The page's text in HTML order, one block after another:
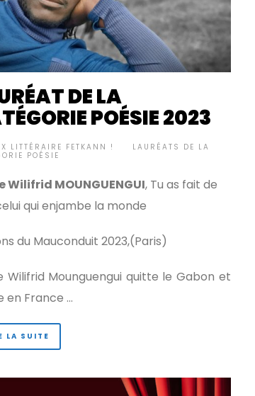
DE LA
POÉSIE 2023
LITTÉRAIRE FETKANN !
LAURÉATS DE LA
POÉSIE
Wilifrid MOUNGUENGUI, Tu as fait de
qui enjambe la monde
du Mauconduit 2023,(Paris)
Wilifrid Mounguengui quitte le Gabon et
en France …
LA SUITE